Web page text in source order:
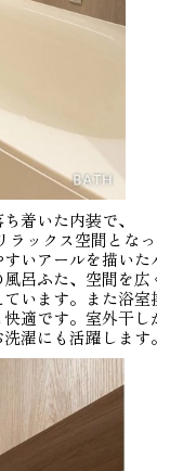
着いた内装で、
ラックス空間となっ
いアールを描いたバ
呂ふた、空間を広く
います。また浴室換
適です。室外干しが
濯にも活躍します。